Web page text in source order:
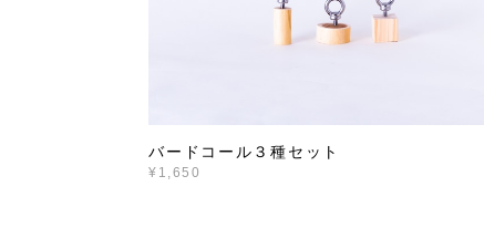
バードコール３種セット
¥1,650